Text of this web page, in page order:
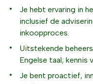
Je hebt ervaring in
inclusief de
inkoopproces.
Uitstekende
Engelse taal; kennis
Je bent proactief,